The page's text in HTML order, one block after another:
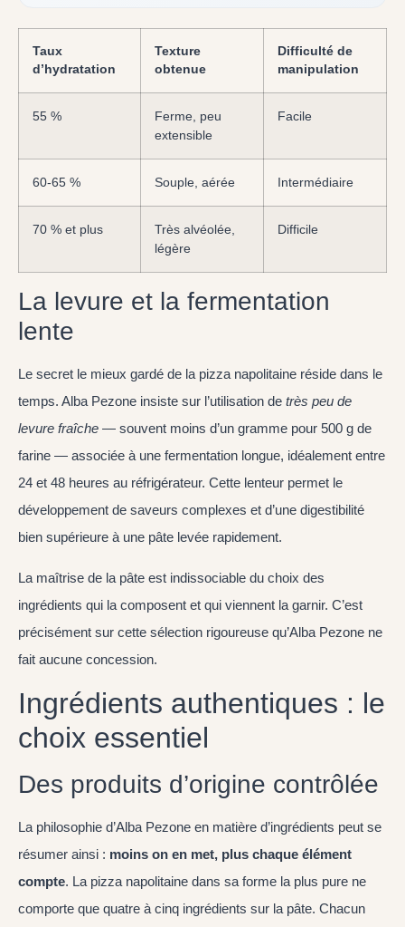
Taux
d’hydratation
Texture
obtenue
Difficulté de
manipulation
55 %
Ferme, peu
extensible
Facile
60-65 % Souple, aérée Intermédiaire
70 % et plus
Très alvéolée,
légère
Difficile
La levure et la fermentation
lente
Le secret le mieux gardé de la pizza napolitaine réside dans le
temps. Alba Pezone insiste sur l’utilisation de très peu de
levure fraîche — souvent moins d’un gramme pour 500 g de
farine — associée à une fermentation longue, idéalement entre
24 et 48 heures au réfrigérateur. Cette lenteur permet le
développement de saveurs complexes et d’une digestibilité
bien supérieure à une pâte levée rapidement.
La maîtrise de la pâte est indissociable du choix des
ingrédients qui la composent et qui viennent la garnir. C’est
précisément sur cette sélection rigoureuse qu’Alba Pezone ne
fait aucune concession.
Ingrédients authentiques : le
choix essentiel
Des produits d’origine contrôlée
La philosophie d’Alba Pezone en matière d’ingrédients peut se
résumer ainsi : moins on en met, plus chaque élément
compte. La pizza napolitaine dans sa forme la plus pure ne
comporte que quatre à cinq ingrédients sur la pâte. Chacun